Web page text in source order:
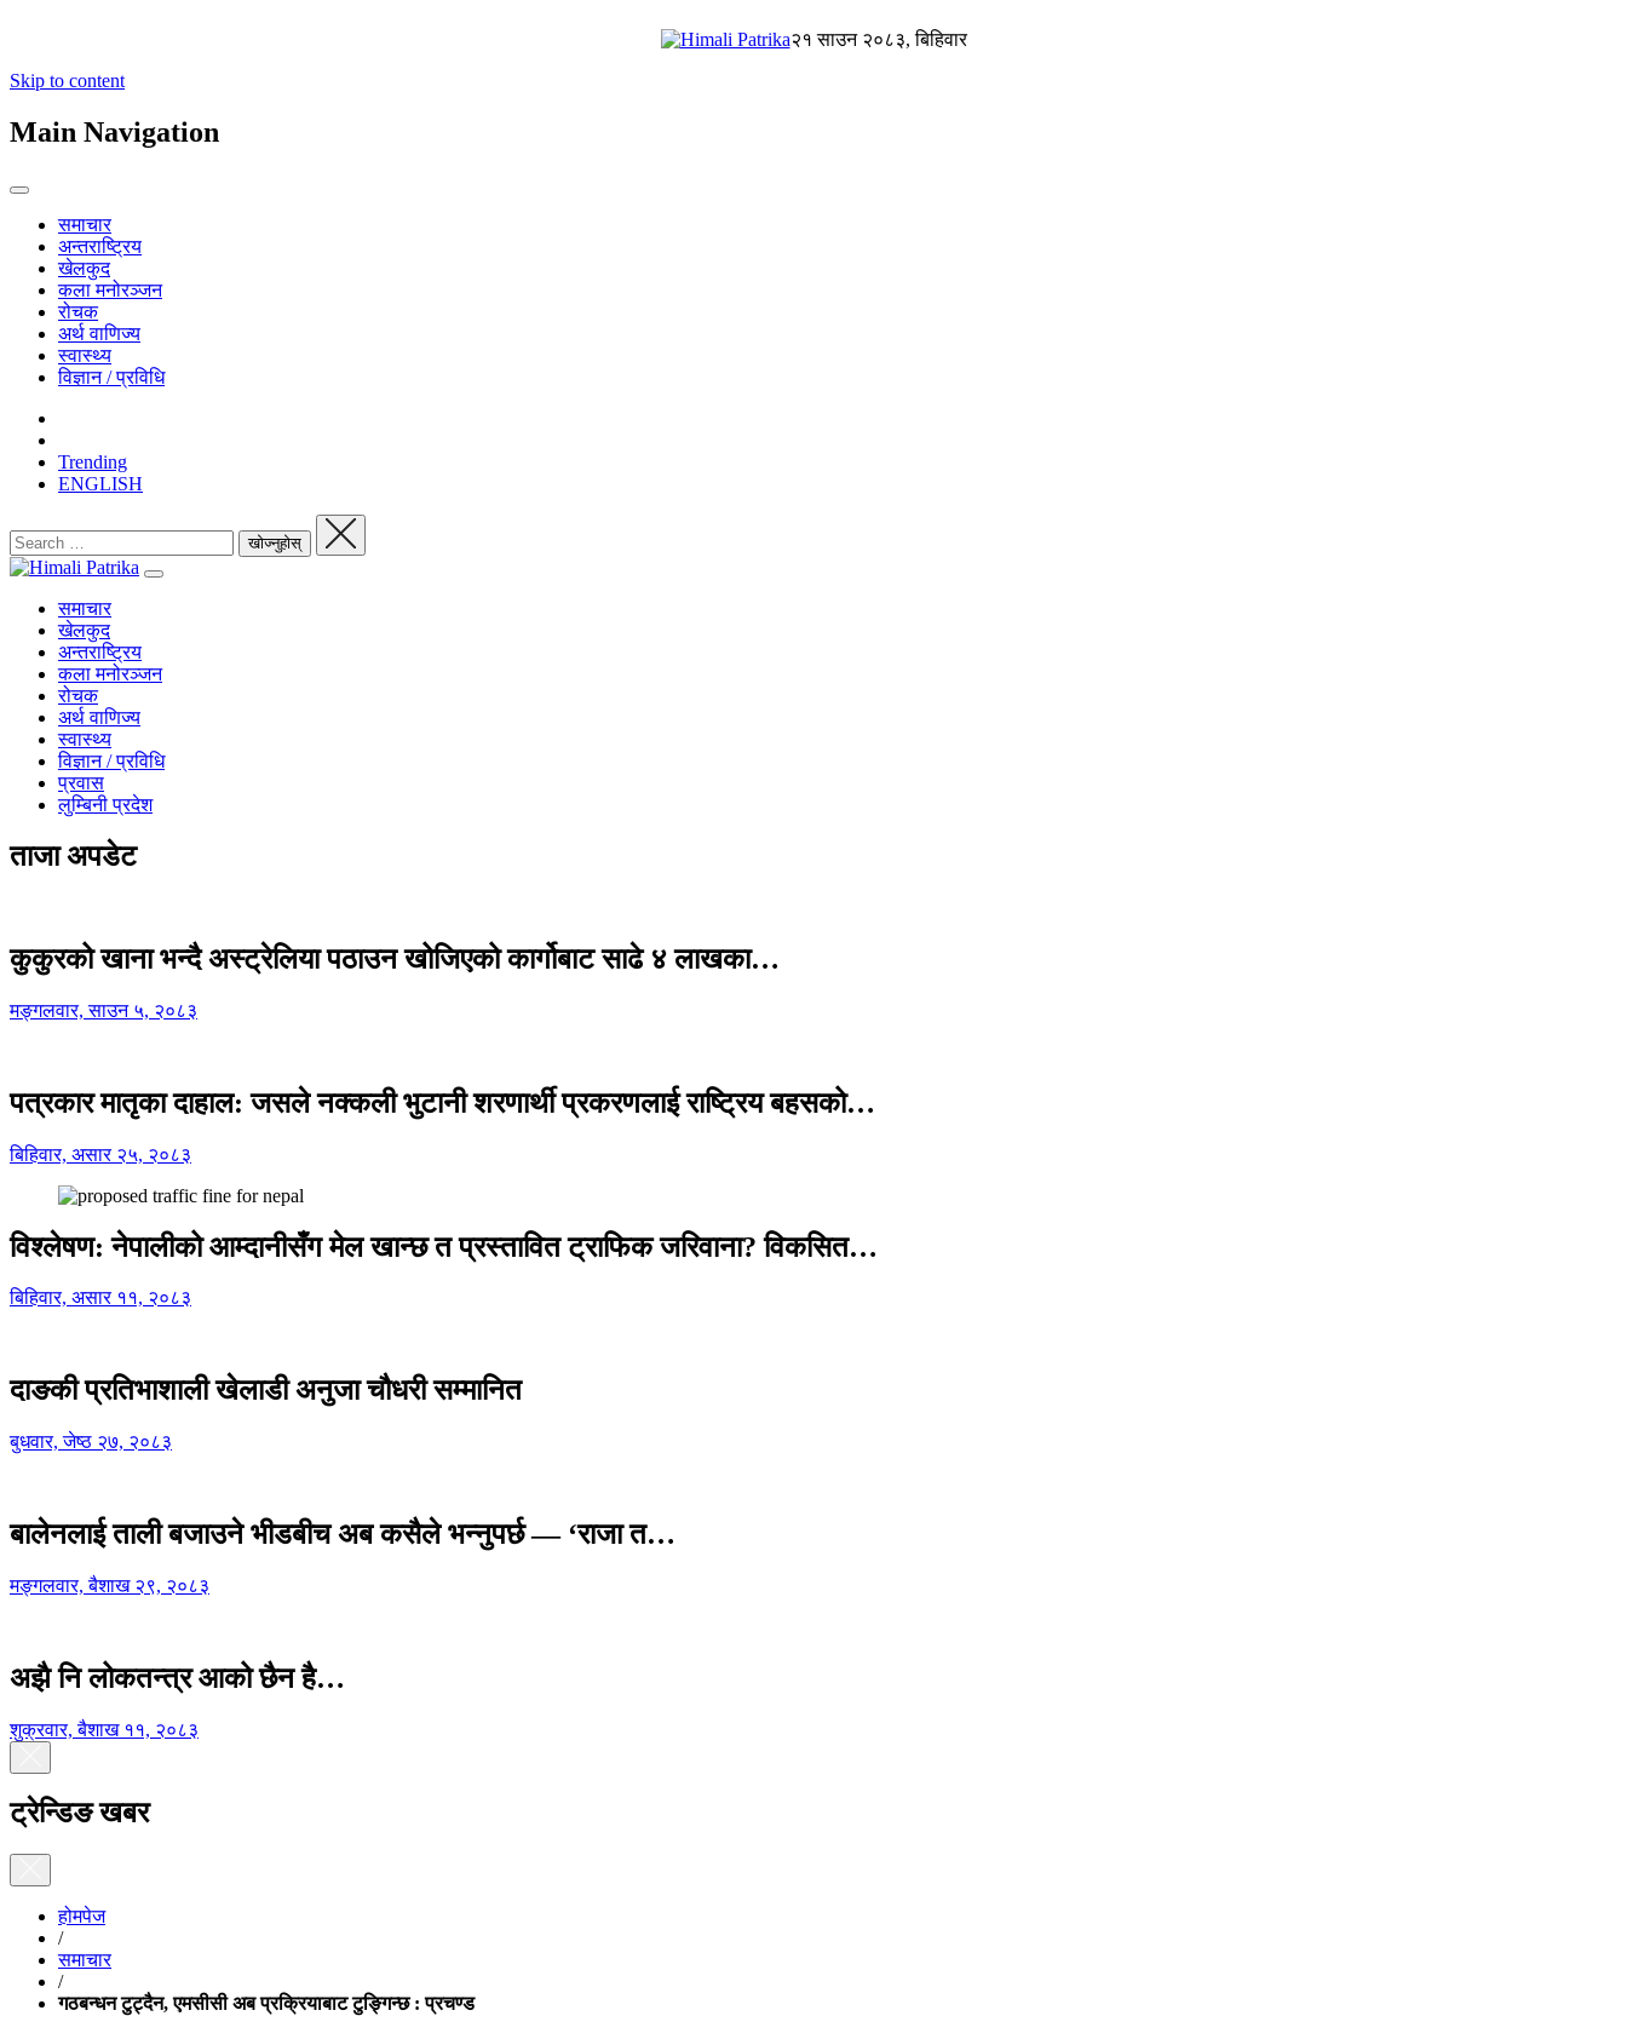
२१ साउन २०८३, बिहिवार
Skip to content
Main Navigation
समाचार
अन्तराष्ट्रिय
खेलकुद
कला मनोरञ्जन
रोचक
अर्थ वाणिज्य
स्वास्थ्य
विज्ञान / प्रविधि
Trending
ENGLISH
समाचार
खेलकुद
अन्तराष्ट्रिय
कला मनोरञ्जन
रोचक
अर्थ वाणिज्य
स्वास्थ्य
विज्ञान / प्रविधि
प्रवास
लुम्बिनी प्रदेश
ताजा अपडेट
कुकुरको खाना भन्दै अस्ट्रेलिया पठाउन खोजिएको कार्गोबाट साढे ४ लाखका…
मङ्गलवार, साउन ५, २०८३
पत्रकार मातृका दाहाल: जसले नक्कली भुटानी शरणार्थी प्रकरणलाई राष्ट्रिय बहसको…
बिहिवार, असार २५, २०८३
विश्लेषण: नेपालीको आम्दानीसँग मेल खान्छ त प्रस्तावित ट्राफिक जरिवाना? विकसित…
बिहिवार, असार ११, २०८३
दाङकी प्रतिभाशाली खेलाडी अनुजा चौधरी सम्मानित
बुधवार, जेष्ठ २७, २०८३
बालेनलाई ताली बजाउने भीडबीच अब कसैले भन्नुपर्छ — ‘राजा त…
मङ्गलवार, बैशाख २९, २०८३
अझै नि लोकतन्त्र आको छैन है…
शुक्रवार, बैशाख ११, २०८३
ट्रेन्डिङ खबर
होमपेज
/
समाचार
/
गठबन्धन टुट्दैन, एमसीसी अब प्रक्रियाबाट टुङ्गिन्छ : प्रचण्ड